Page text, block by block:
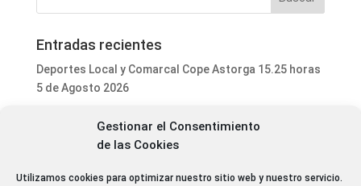
Gestionar el Consentimiento
de las Cookies
Utilizamos cookies para optimizar nuestro sitio web y nuestro servicio.
Entradas recientes
Deportes Local y Comarcal Cope Astorga 15.25 horas
5 de Agosto 2026
Agosto 2026
Astorga, La Bañeza y otros 16 municipios de la